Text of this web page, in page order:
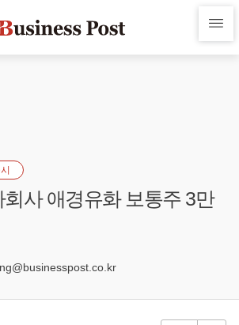
사 애경유화 보통주 3만